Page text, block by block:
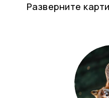
Разверните